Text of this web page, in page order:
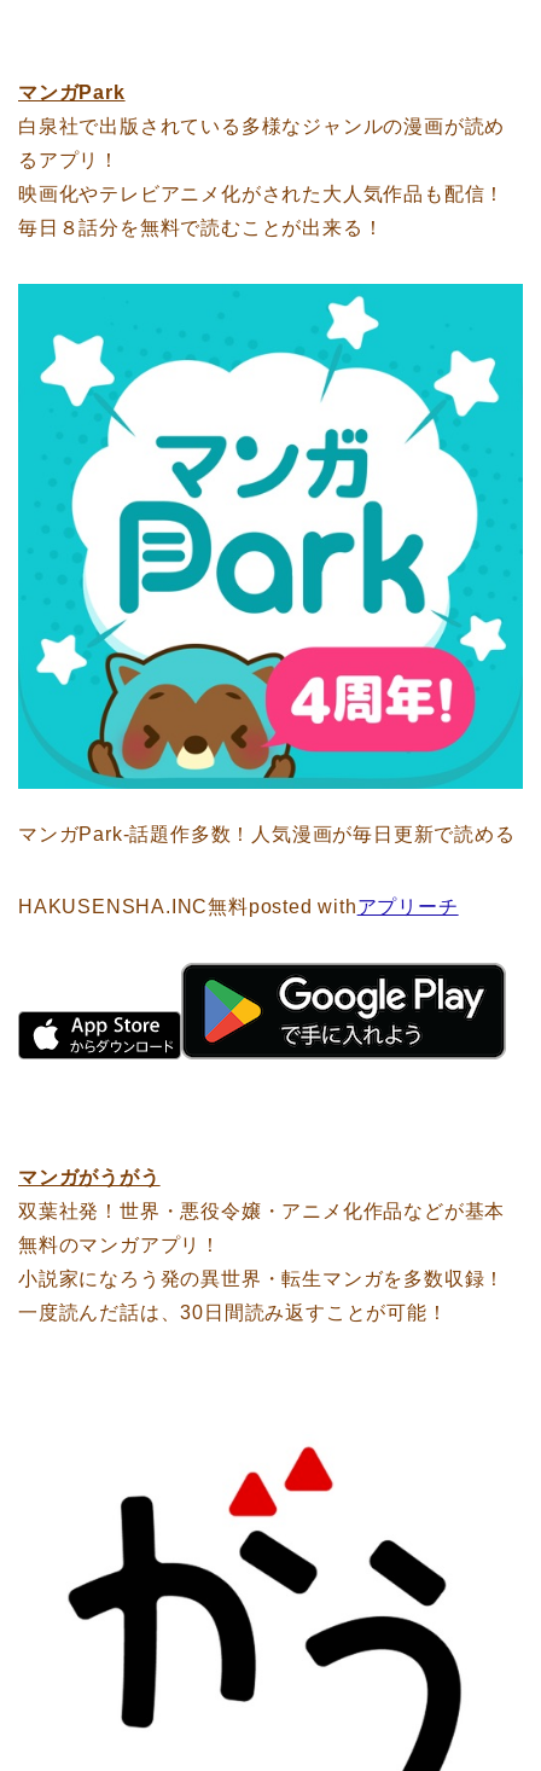
マンガPark
白泉社で出版されている多様なジャンルの漫画が読め
るアプリ！
映画化やテレビアニメ化がされた大人気作品も配信！
毎日８話分を無料で読むことが出来る！
マンガPark-話題作多数！人気漫画が毎日更新で読める
HAKUSENSHA.INC無料posted withアプリーチ
マンガがうがう
双葉社発！世界・悪役令嬢・アニメ化作品などが基本
無料のマンガアプリ！
小説家になろう発の異世界・転生マンガを多数収録！
一度読んだ話は、30日間読み返すことが可能！